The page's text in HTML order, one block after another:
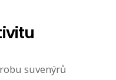
suvenýrů